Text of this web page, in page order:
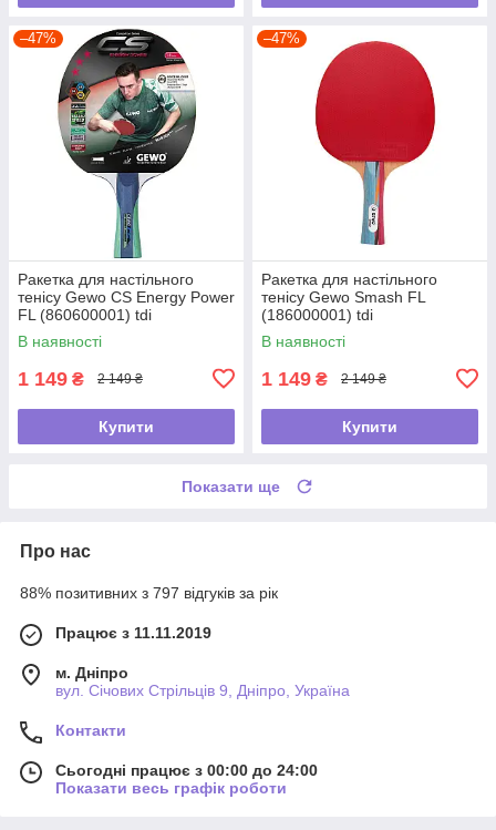
–47%
Ракетка для настільного
тенісу Gewo CS Energy Power
FL (860600001) tdi
В наявності
1 149 ₴ 2 149 ₴
Купити
–47%
Ракетка для настільного
тенісу Gewo Smash FL
(186000001) tdi
В наявності
1 149 ₴ 2 149 ₴
Купити
Показати ще
Про нас
88% позитивних з 797 відгуків за рік
Працює з 11.11.2019
м. Дніпро
вул. Січових Стрільців 9, Дніпро, Україна
Контакти
Сьогодні працює з 00:00 до 24:00
Показати весь графік роботи